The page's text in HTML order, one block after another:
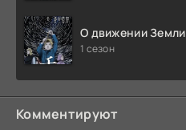
О движении Земли
1 сезон
Комментируют